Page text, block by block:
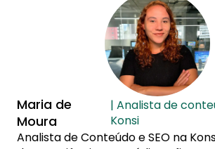
Maria de
Moura
| Analista de
Konsi
Analista de Conteúdo e SEO na